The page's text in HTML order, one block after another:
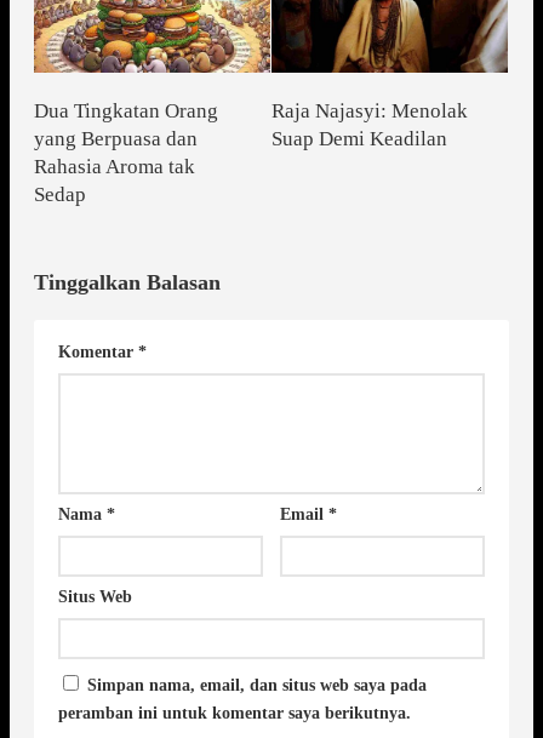
Dua Tingkatan Orang
yang Berpuasa dan
Rahasia Aroma tak
Sedap
Raja Najasyi: Menolak
Suap Demi Keadilan
Tinggalkan Balasan
Komentar *
Nama * Email*
Situs Web
Simpan nama, email, dan situs web saya pada
peramban ini untuk komentar saya berikutnya.